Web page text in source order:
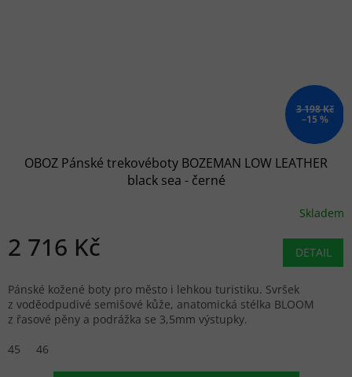
3 198 Kč
–15 %
OBOZ Pánské trekovéboty BOZEMAN LOW LEATHER
black sea - černé
Skladem
2 716 Kč DETAIL
Pánské kožené boty pro město i lehkou turistiku. Svršek
z voděodpudivé semišové kůže, anatomická stélka BLOOM
z řasové pěny a podrážka se 3,5mm výstupky.
45
46